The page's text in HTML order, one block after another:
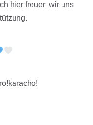
hier freuen wir uns